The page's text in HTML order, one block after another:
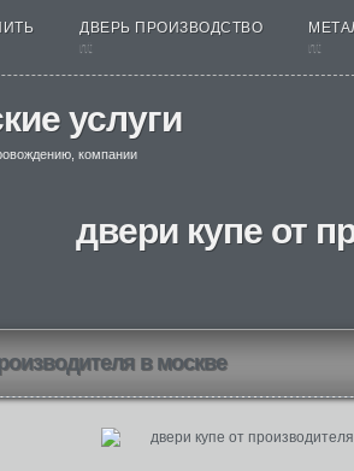
ДВЕРЬ ПРОИЗВОДСТВО
nt
nt
услуги
компании
двери купе от
в москве